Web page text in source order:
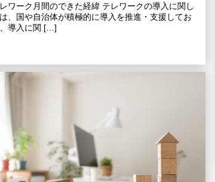
ワーク月間のできた経緯 テレワークの導入に関し
、国や自治体が積極的に導入を推進・支援してお
導入に関 […]